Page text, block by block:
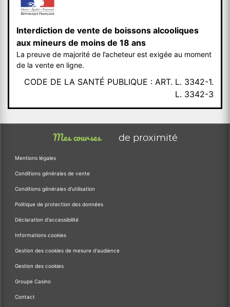
Interdiction de vente de boissons alcooliques
aux mineurs de moins de 18 ans
La preuve de majorité de l’acheteur est exigée au moment
de la vente en ligne.
CODE DE LA SANTÉ PUBLIQUE : ART. L. 3342-1.
L. 3342-3
Mes courses de proximité
Mentions légales
Conditions générales de vente
Conditions générales d'utilisation
Politique de protection des données
Déclaration d'accessibilité
Informations cookies
Gestion des cookies de mesure d'audience
Gestion des cookies
Groupe Casino
Contact